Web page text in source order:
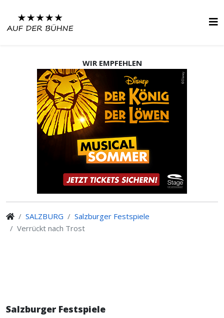
WIR EMPFEHLEN
SALZBURG
Salzburger Festspiele
Verrückt nach Trost
Salzburger Festspiele